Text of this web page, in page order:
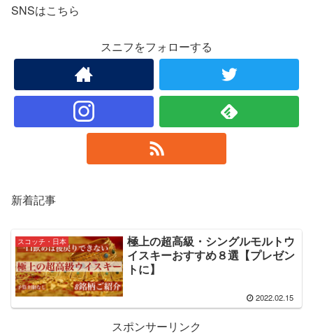
SNSはこちら
スニフをフォローする
新着記事
スコッチ・日本
極上の超高級・シングルモルトウ
イスキーおすすめ８選【プレゼン
トに】
2022.02.15
スポンサーリンク